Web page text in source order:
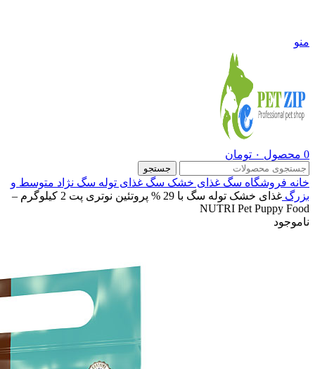
منو
0 محصول ۰ تومان
جستجو
خانه فروشگاه سگ غذای خشک سگ غذای توله سگ نژاد متوسط و
بزرگ
غذای خشک توله سگ با 29 % پروتئین نوتری پت 2 کیلوگرم –
NUTRI Pet Puppy Food
ناموجود